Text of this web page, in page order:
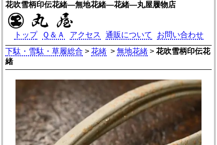
花吹雪柄印伝花緒―無地花緒―花緒―丸屋履物店
トップ Ｑ＆Ａ アクセス 通販について
お問い合わせ
下駄・雪駄・草履総合 >花緒 >無地花緒 >花吹雪柄印伝花
緒